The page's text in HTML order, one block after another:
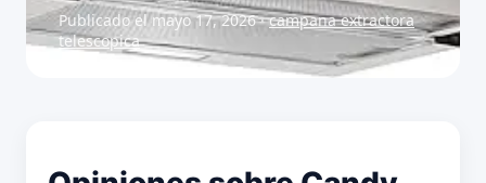
Publicado el mayo 17, 2026 ·campana extractora
telescopica